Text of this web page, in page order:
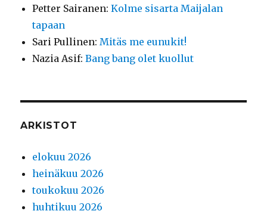
Petter Sairanen:Kolme sisarta Maijalan
tapaan
Sari Pullinen: Mitäs me eunukit!
Nazia Asif:Bang bang olet kuollut
ARKISTOT
elokuu 2026
heinäkuu 2026
toukokuu 2026
huhtikuu 2026